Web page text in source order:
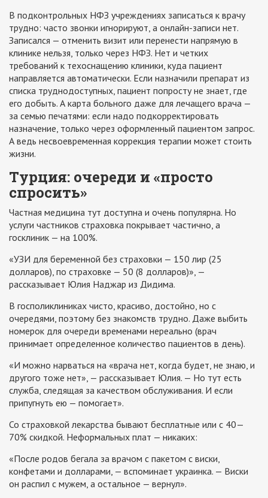
В подконтрольных НФЗ учреждениях записаться к врачу
трудно: часто звонки игнорируют, а онлайн-записи нет.
Записался — отменить визит или перенести напрямую в
клинике нельзя, только через НФЗ. Нет и четких
требований к техоснащению клиники, куда пациент
направляется автоматически. Если назначили препарат из
списка труднодоступных, пациент попросту не знает, где
его добыть. А карта больного даже для лечащего врача —
за семью печатями: если надо подкорректировать
назначение, только через оформленный пациентом запрос.
А ведь несвоевременная коррекция терапии может стоить
жизни.
Турция: очереди и «просто
спросить»
Частная медицина тут доступна и очень популярна. Но
услуги частников страховка покрывает частично, а
госклиник — на 100%.
«УЗИ для беременной без страховки — 150 лир (25
долларов), по страховке — 50 (8 долларов)», —
рассказывает Юлия Наджар из Дидима.
В госполиклиниках чисто, красиво, достойно, но с
очередями, поэтому без знакомств трудно. Даже выбить
номерок для очереди временами нереально (врач
принимает определенное количество пациентов в день).
«И можно нарваться на «врача нет, когда будет, не знаю, и
другого тоже нет», — рассказывает Юлия. — Но тут есть
служба, следящая за качеством обслуживания. И если
припугнуть ею — помогает».
Со страховкой лекарства бывают бесплатные или с 40—
70% скидкой. Неформальных плат — никаких:
«После родов бегала за врачом с пакетом с виски,
конфетами и долларами, — вспоминает украинка. — Виски
он распил с мужем, а остальное — вернул».